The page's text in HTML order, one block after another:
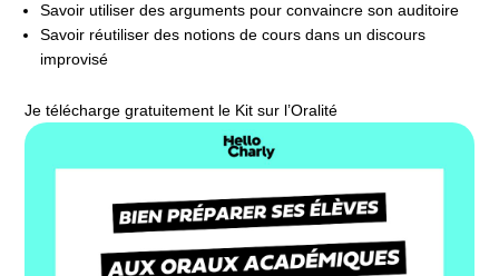
Savoir utiliser des arguments pour convaincre son auditoire
Savoir réutiliser des notions de cours dans un discours
improvisé
Je télécharge gratuitement le Kit sur l’Oralité